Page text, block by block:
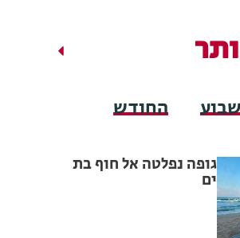
החודש
גופה נפלטה אל חוף בת
ים